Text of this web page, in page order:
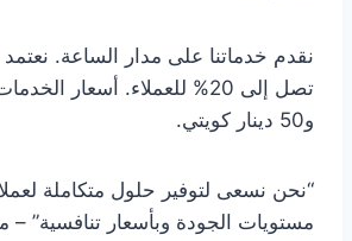
نقدم خدماتنا على مدار الساعة.
و50 دينار كويتي.
“نحن نسعى لتوفير حلول متكاملة
مستويات الجودة وبأسعار تنافسية” –